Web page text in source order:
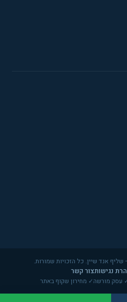
נגישותצור קשר
עסק מורשה✓ מחירון שקוף באתר